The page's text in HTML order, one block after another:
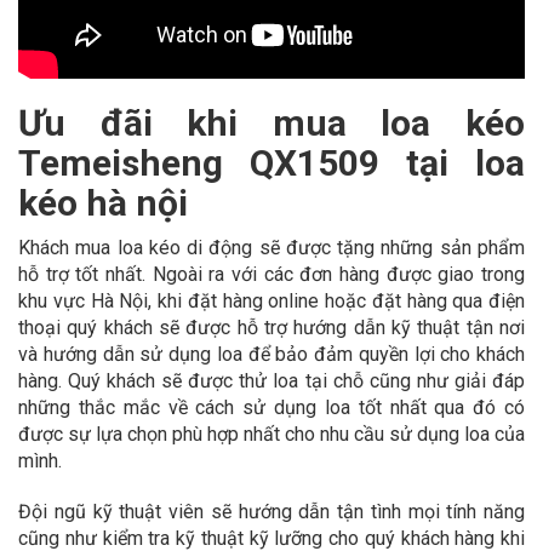
Ưu đãi khi mua loa kéo
Temeisheng QX1509 tại loa
kéo hà nội
Khách mua loa kéo di động sẽ được tặng những sản phẩm
hỗ trợ tốt nhất. Ngoài ra với các đơn hàng được giao trong
khu vực Hà Nội, khi đặt hàng online hoặc đặt hàng qua điện
thoại quý khách sẽ được hỗ trợ hướng dẫn kỹ thuật tận nơi
và hướng dẫn sử dụng loa để bảo đảm quyền lợi cho khách
hàng. Quý khách sẽ được thử loa tại chỗ cũng như giải đáp
những thắc mắc về cách sử dụng loa tốt nhất qua đó có
được sự lựa chọn phù hợp nhất cho nhu cầu sử dụng loa của
mình.
Đội ngũ kỹ thuật viên sẽ hướng dẫn tận tình mọi tính năng
cũng như kiểm tra kỹ thuật kỹ lưỡng cho quý khách hàng khi